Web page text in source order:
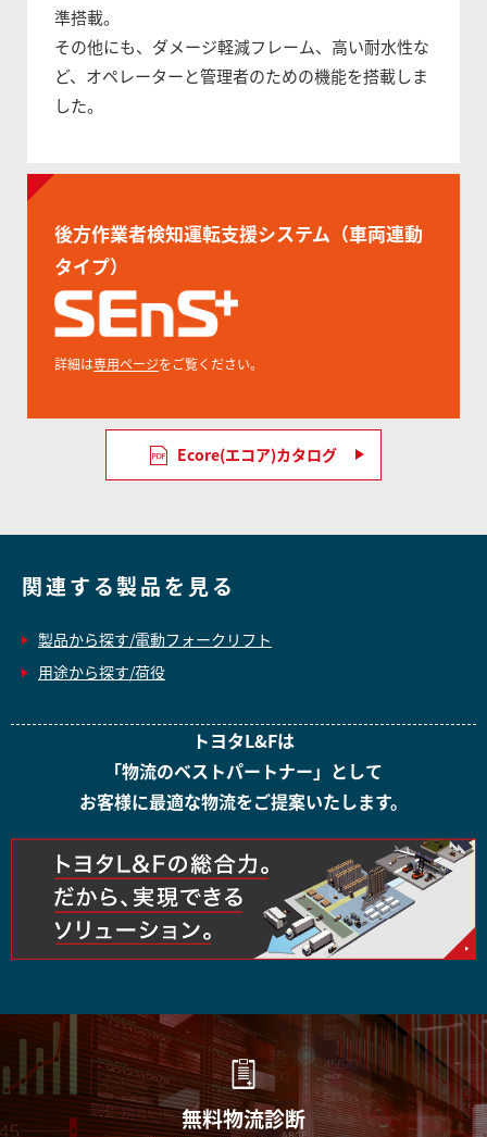
準搭載。
その他にも、ダメージ軽減フレーム、高い耐水性な
ど、オペレーターと管理者のための機能を搭載しま
した。
後方作業者検知運転支援システム（車両連動
タイプ）
詳細は専用ページをご覧ください。
Ecore(エコア)カタログ
関連する製品を見る
製品から探す/電動フォークリフト
用途から探す/荷役
トヨタL&Fは
「物流のベストパートナー」として
お客様に最適な物流をご提案いたします。
無料物流診断